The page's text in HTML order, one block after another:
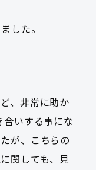
した。
、非常に助か
いする事にな
が、こちらの
関しても、見